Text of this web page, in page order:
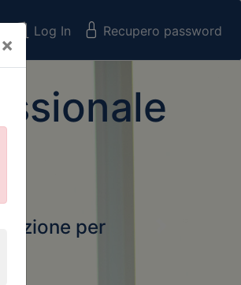
×
Log In Recupero password
per